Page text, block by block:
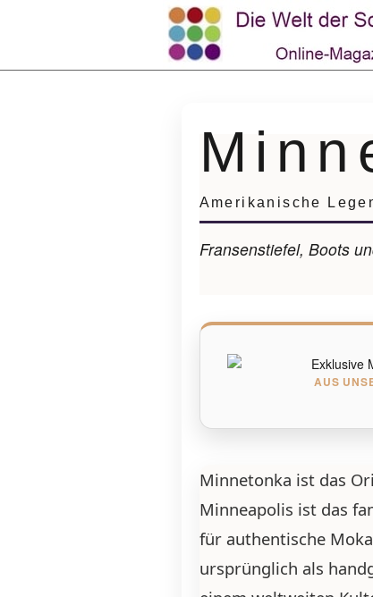
Amerikanische
Fransenstiefel, Boots
AUS
Minnetonka ist das
Minneapolis ist das
für authentische
ursprünglich als